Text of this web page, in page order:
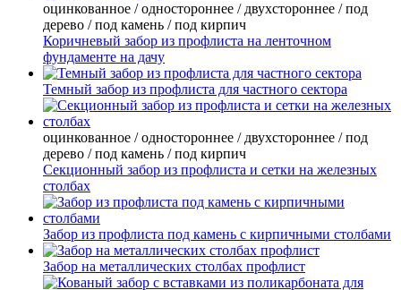
оцинкованное / одностороннее / двухстороннее / под
дерево / под камень / под кирпич
Коричневый забор из профлиста на ленточном
фундаменте на дачу
Темный забор из профлиста для частного сектора
оцинкованное / одностороннее / двухстороннее / под
дерево / под камень / под кирпич
Секционный забор из профлиста и сетки на железных
столбах
Забор из профлиста под камень с кирпичными столбами
Забор на металлических столбах профлист